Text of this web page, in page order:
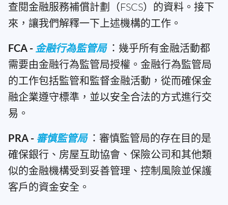
查閱金融服務補償計劃（FSCS）的資料。接下
來，讓我們解釋一下上述機構的工作。
FCA - 金融行為監管局：幾乎所有金融活動都
需要由金融行為監管局授權。金融行為監管局
的工作包括監管和監督金融活動，從而確保金
融企業遵守標準，並以安全合法的方式進行交
易。
PRA - 審慎監管局 ：審慎監管局的存在目的是
確保銀行、房屋互助協會、保險公司和其他類
似的金融機構受到妥善管理、控制風險並保護
客戶的資金安全。